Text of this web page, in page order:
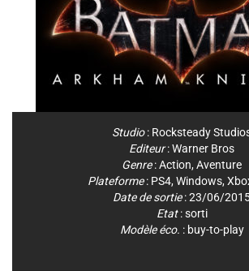
Studio: Rocksteady
Editeur:Warner Bros
Genre:Action, Aventure
Plateforme: PS4, Windows,
Date de sortie: 23/06/
Etat: sorti
Modèle éco. : buy-to-play